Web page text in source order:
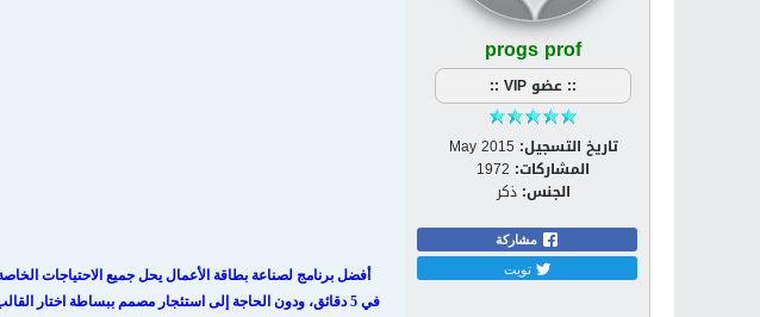
progs prof
:: عضو VIP ::
تاريخ التسجيل: May 2015
المشاركات: 1972
الجنس: ذكر
مشاركة
تويت
في 5 دقائق، ودون الحاجة إلى استئجار مصمم ببساطة اختار